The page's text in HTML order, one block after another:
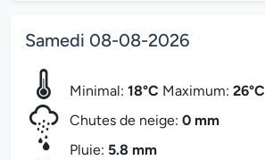
Samedi 08-08-2026
Minimal: 18°C Maximum: 26°C
Chutes de neige: 0 mm
Pluie: 5.8 mm